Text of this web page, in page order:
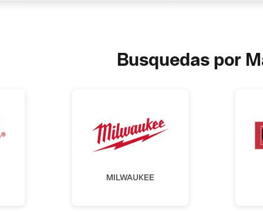
Busquedas por
MILWAUKEE